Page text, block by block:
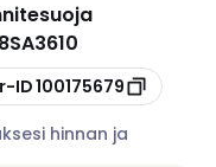
ID100175679
hinnan ja